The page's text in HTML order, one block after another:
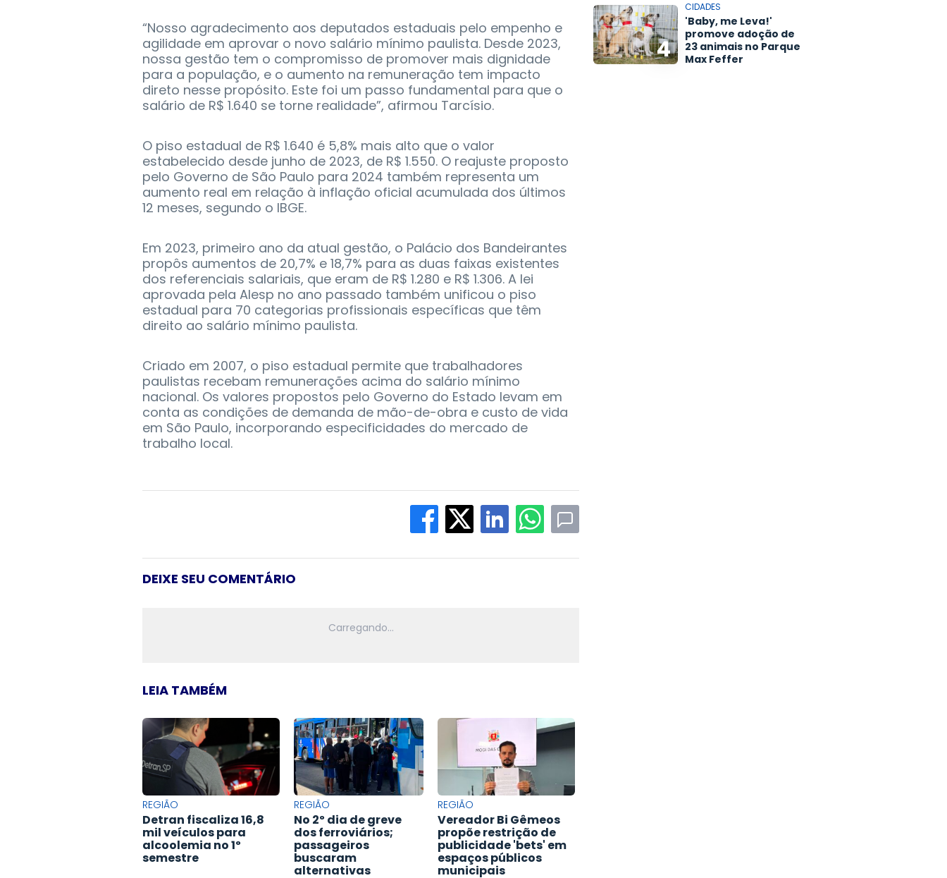
“Nosso agradecimento aos deputados estaduais pelo empenho e
agilidade em aprovar o novo salário mínimo paulista. Desde 2023,
nossa gestão tem o compromisso de promover mais dignidade
para a população, e o aumento na remuneração tem impacto
direto nesse propósito. Este foi um passo fundamental para que o
salário de R$ 1.640 se torne realidade”, afirmou Tarcísio.
O piso estadual de R$ 1.640 é 5,8% mais alto que o valor
estabelecido desde junho de 2023, de R$ 1.550. O reajuste proposto
pelo Governo de São Paulo para 2024 também representa um
aumento real em relação à inflação oficial acumulada dos últimos
12 meses, segundo o IBGE.
Em 2023, primeiro ano da atual gestão, o Palácio dos Bandeirantes
propôs aumentos de 20,7% e 18,7% para as duas faixas existentes
dos referenciais salariais, que eram de R$ 1.280 e R$ 1.306. A lei
aprovada pela Alesp no ano passado também unificou o piso
estadual para 70 categorias profissionais específicas que têm
direito ao salário mínimo paulista.
Criado em 2007, o piso estadual permite que trabalhadores
paulistas recebam remunerações acima do salário mínimo
nacional. Os valores propostos pelo Governo do Estado levam em
conta as condições de demanda de mão-de-obra e custo de vida
em São Paulo, incorporando especificidades do mercado de
trabalho local.
DEIXE SEU COMENTÁRIO
LEIA TAMBÉM
REGIÃO
Detran fiscaliza 16,8
mil veículos para
alcoolemia no 1º
semestre
REGIÃO
No 2º dia de greve
dos ferroviários;
passageiros
buscaram
alternativas
REGIÃO
Vereador Bi Gêmeos
propõe restrição de
publicidade 'bets' em
espaços públicos
municipais
4
CIDADES
'Baby, me Leva!'
promove adoção de
23 animais no Parque
Max Feffer